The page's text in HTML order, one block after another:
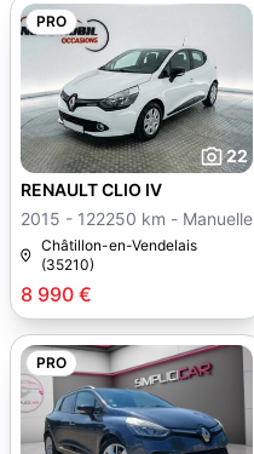
PRO
22
8 990 €
RENAULT CLIO IV
2015 - 122250 km - Manuelle
Châtillon-en-Vendelais
(35210)
PRO